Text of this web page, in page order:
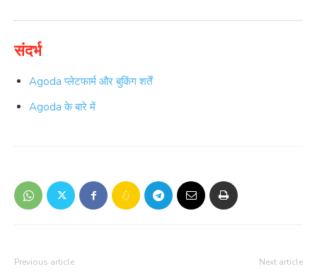
संदर्भ
Agoda प्लेटफार्म और बुकिंग शर्तें
Agoda के बारे में
Previous article Next article